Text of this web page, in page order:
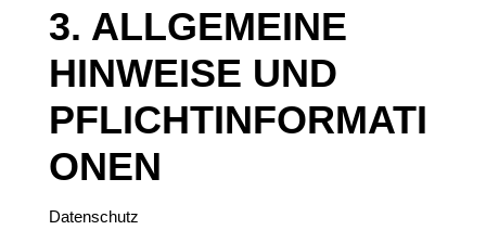
3. ALLGEMEINE
HINWEISE UND
PFLICHTINFORMATI
ONEN
Datenschutz